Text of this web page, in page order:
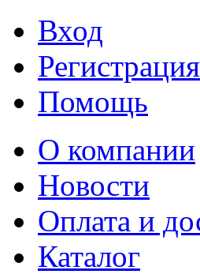
Вход
Регистрация
Помощь
О компании
Новости
Оплата и
Каталог